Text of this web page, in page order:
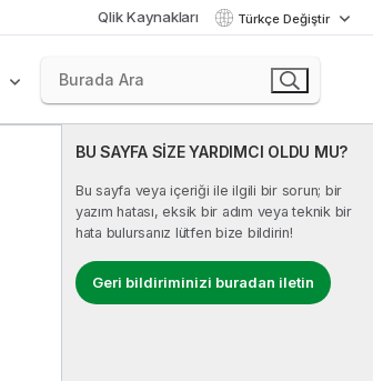
Qlik Kaynakları Türkçe Değiştir
BU SAYFA SİZE YARDIMCI OLDU MU?
Bu sayfa veya içeriği ile ilgili bir sorun; bir
yazım hatası, eksik bir adım veya teknik bir
hata bulursanız lütfen bize bildirin!
Geri bildiriminizi buradan iletin